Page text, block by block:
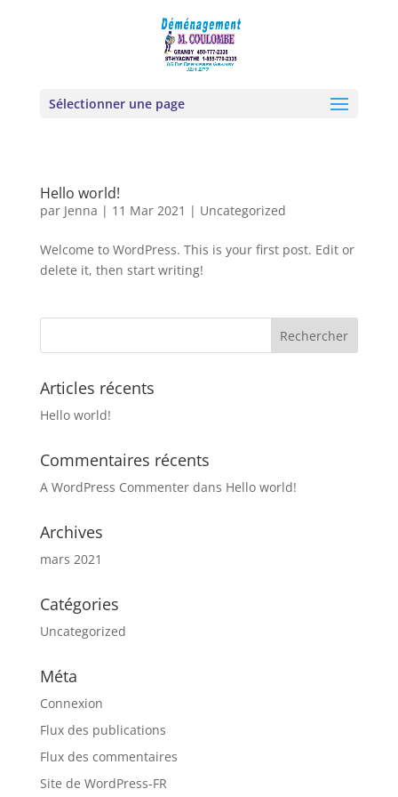
Sélectionner une page
Hello world!
par Jenna | 11 Mar 2021 | Uncategorized
Welcome to WordPress. This is your first post. Edit or
delete it, then start writing!
Articles récents
Hello world!
Commentaires récents
A WordPress Commenterdans Hello world!
Archives
mars 2021
Catégories
Uncategorized
Méta
Connexion
Flux des publications
Flux des commentaires
Site de WordPress-FR